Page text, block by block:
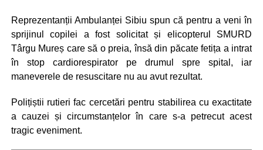
Reprezentanții Ambulanței Sibiu spun că pentru a veni în
sprijinul copilei a fost solicitat și elicopterul SMURD
Târgu Mureș care să o preia, însă din păcate fetița a intrat
în stop cardiorespirator pe drumul spre spital, iar
maneverele de resuscitare nu au avut rezultat.
Polițiștii rutieri fac cercetări pentru stabilirea cu exactitate
a cauzei și circumstanțelor în care s-a petrecut acest
tragic eveniment.